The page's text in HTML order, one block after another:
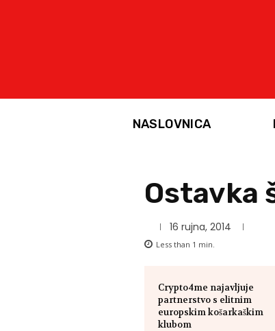
NASLOVNICA
Ostavka
16 rujna, 2014
Less than 1 min.
Crypto4me najavljuje
partnerstvo s elitnim
europskim košarkaškim
klubom